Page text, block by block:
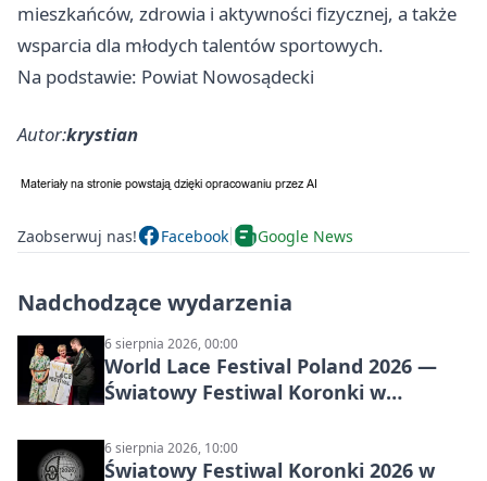
mieszkańców, zdrowia i aktywności fizycznej, a także
wsparcia dla młodych talentów sportowych.
Na podstawie: Powiat Nowosądecki
Autor:krystian
Zaobserwuj nas! Facebook Google News
Nadchodzące wydarzenia
6 sierpnia 2026, 00:00
World Lace Festival Poland 2026 —
Światowy Festiwal Koronki w
6 sierpnia 2026, 10:00
Światowy Festiwal Koronki 2026 w